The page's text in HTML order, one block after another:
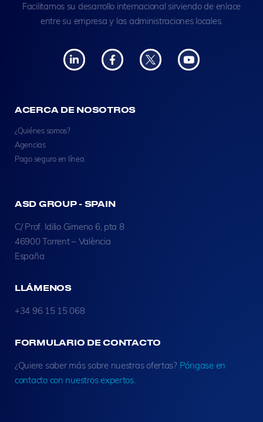
Facilitamos su desarrollo internacional sirviendo de enlace
entre su empresa y las administraciones locales.
ACERCA DE NOSOTROS
¿Quiénes somos?
Agencias
Pago seguro en línea
ASD GROUP - SPAIN
C/ Prof. Idilio Gimeno 6, pta 8
46900 Torrent – València
España
LLÁMENOS
+34 96 15 15 068
FORMULARIO DE CONTACTO
¿Quiere saber más sobre nuestras ofertas? Póngase en
contacto con nuestros expertos.